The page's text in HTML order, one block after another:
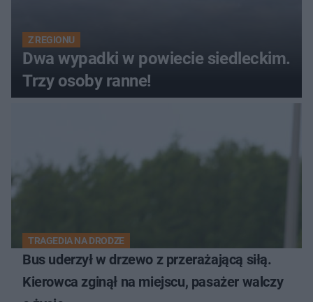
Z REGIONU
Dwa wypadki w powiecie siedleckim.
Trzy osoby ranne!
TRAGEDIA NA DRODZE
Bus uderzył w drzewo z przerażającą siłą.
Kierowca zginął na miejscu, pasażer walczy